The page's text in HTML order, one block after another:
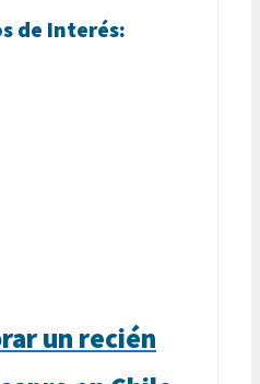
de Interés:
un recién